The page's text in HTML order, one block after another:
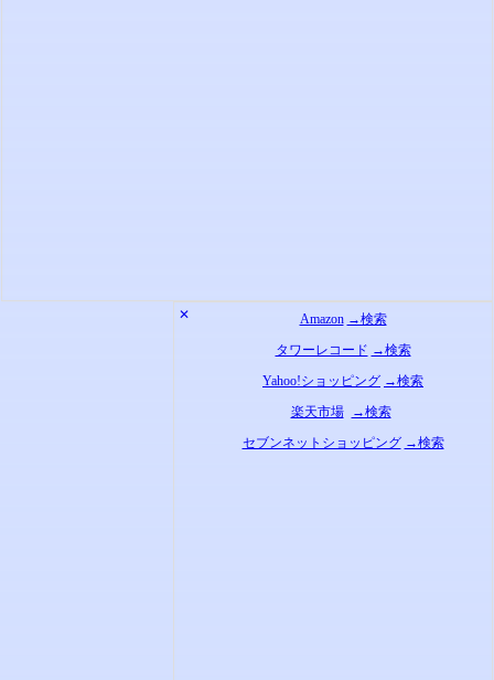
✕ Amazon →検索
タワーレコード →検索
Yahoo!ショッピング →検索
楽天市場
→検索
セブンネットショッピング →検索